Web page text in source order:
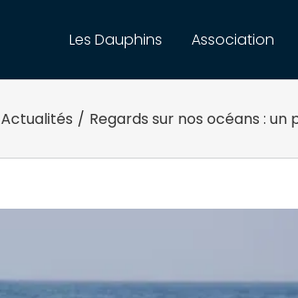
Les Dauphins Association
Actualités / Regards sur nos océans :